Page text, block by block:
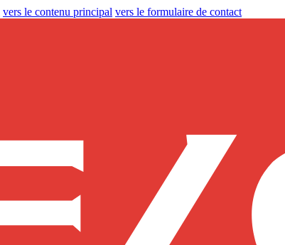
vers le contenu principal vers le formulaire de contact